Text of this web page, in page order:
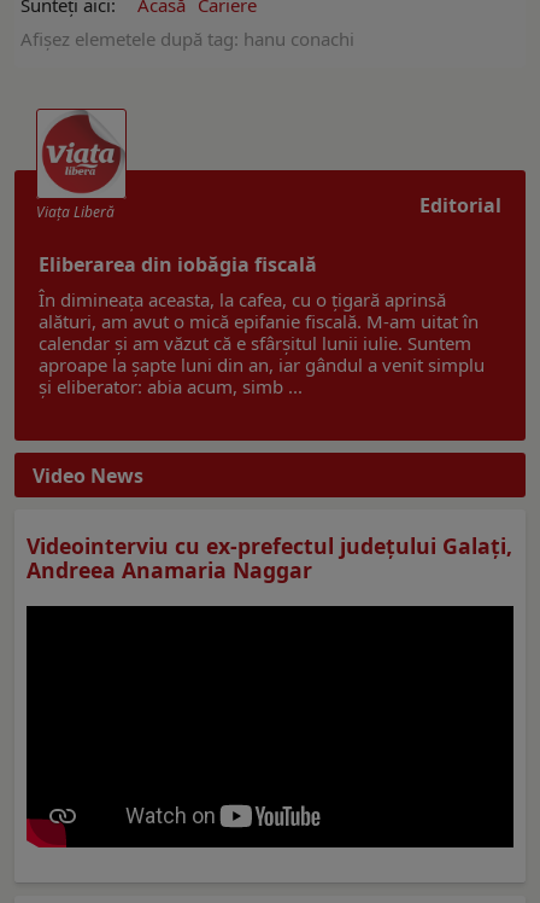
Afişez elemetele după tag: hanu conachi
Editorial
Viaţa Liberă
Eliberarea din iobăgia fiscală
În dimineața aceasta, la cafea, cu o țigară aprinsă
alături, am avut o mică epifanie fiscală. M-am uitat în
calendar și am văzut că e sfârșitul lunii iulie. Suntem
aproape la șapte luni din an, iar gândul a venit simplu
și eliberator: abia acum, simb ...
Video News
Videointerviu cu ex-prefectul judeţului Galaţi,
Andreea Anamaria Naggar